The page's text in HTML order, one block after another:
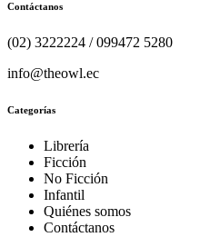
Contáctanos
(02) 3222224 / 099472 5280
info@theowl.ec
Categorías
Librería
Ficción
No Ficción
Infantil
Quiénes somos
Contáctanos